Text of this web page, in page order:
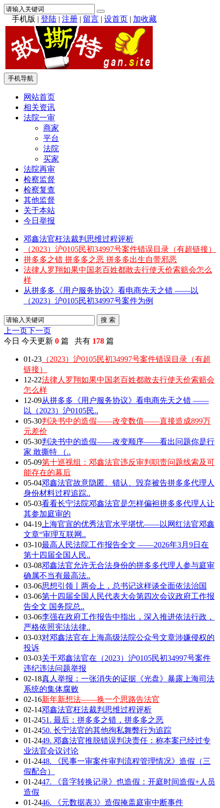
手机版 | 登陆 | 注册 | 留言 | 设首页 | 加收藏
手机导航
网站首页
相关资讯
法院一审
商家
平台
法院
买家
法院再审
检察监督
检察复查
其他监督
关于本站
今日举报
邓鑫法官枉法裁判思维过程评析
（2023）沪0105民初34997号案件错误目录（有超链接）
拼多多之错 拼多多之恶 拼多多出生自带邪恶
法律人罗翔如果中国老百姓都敢去行使天价索赔会怎么
样
从拼多多《用户服务协议》看电商先天之错 ——以
（2023）沪0105民初34997号案件为例
搜 索
上一页下一页
今日 今天更新 0 篇 共有 178 篇
01-23 （2023）沪0105民初34997号案件错误目录（有超
链接）
12-22法律人罗翔如果中国老百姓都敢去行使天价索赔会
怎么样
12-09从拼多多《用户服务协议》看电商先天之错 ——
以（2023）沪0105民..
05-30判决书中的造假——改变数值——直接造成899万
元差价
05-30判决书中的造假——改变顺序——看出问题你是行
家 敢撕特 （..
05-09第十巡视组：邓鑫法官违反审判职责问题线索及可
能存在的幕后
05-04邓鑫法官故意隐匿、错认、毁弃被告拼多多代理人
身份材料过程追踪..
05-03看看长宁法院邓鑫法官是怎样偏袒拼多多代理人让
其参加庭审的
04-19 上海官宣的优秀法官水平堪忧——以网红法官邓鑫
文章“审理互联网..
03-10最高人民法院工作报告全文 ——2026年3月9日在
第十四届全国人民..
03-08邓鑫法官允许无合法身份的拼多多代理人参与庭审
确属不当有最高法..
03-06思想引领丨两会上，总书记这样谈全面依法治国
03-06第十四届全国人民代表大会第四次会议政府工作报
告全文 国务院总..
03-06李强在政府工作报告中指出，深入推进依法行政，
严格依照宪法法律..
03-03对邓鑫法官在上海高级法院公众号文章涉嫌侵权的
投诉
03-03关于邓鑫法官在（2023）沪0105民初34997号案件
违纪违法问题举报
02-18真人举报：一张消失的证据《光盘》暴露上海司法
系统的集体腐败
02-16新年新想法——换一个思路告法官
02-14邓鑫法官枉法裁判思维过程评析
01-2451. 最后：拼多多之错，拼多多之恶
01-2450. 长宁法官的其他徇私舞弊行为追踪
01-2449. 邓鑫法官推脱错误判决责任：称本案已经过专
业法官会议讨论
01-2448. 《民事一审案件审判流程管理情况》造假（三
假配合）
01-2447. 《音字转换记录》也造假：开庭时间造假+人员
造假
01-2446. 《元数据表3》造假掩盖庭审中断事件